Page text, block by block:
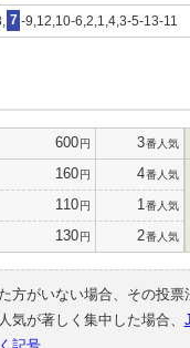
7 -9,12,10-6,2,1,4,3-5-13-11
600円 3番人気
160円 4番人気
110円 1 番人気
130円 2番人気
方がいない場合、その投
気が著しく集中した場合、